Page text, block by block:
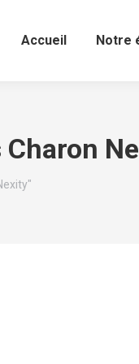
Accueil Notre